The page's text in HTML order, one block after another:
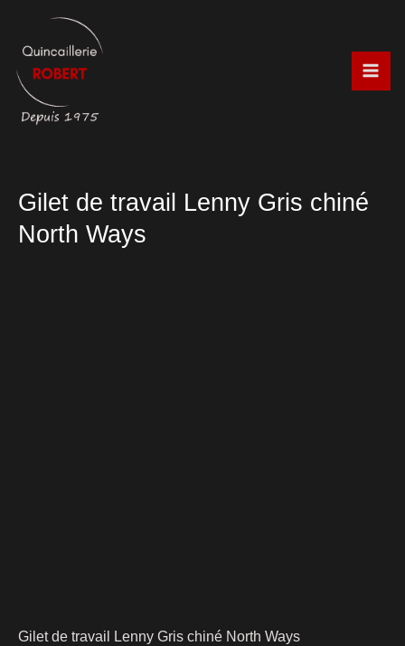
contenu
Gilet de travail Lenny Gris chiné
North Ways
Gilet de travail Lenny Gris chiné North Ways